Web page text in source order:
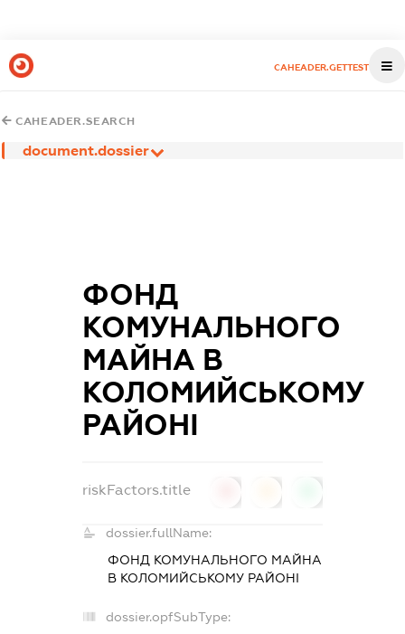
CAHEADER.GETTEST
CAHEADER.SEARCH
document.dossier
ФОНД
КОМУНАЛЬНОГО
МАЙНА В
КОЛОМИЙСЬКОМУ
РАЙОНІ
riskFactors.title
dossier.fullName:
ФОНД КОМУНАЛЬНОГО МАЙНА
В КОЛОМИЙСЬКОМУ РАЙОНІ
dossier.opfSubType: